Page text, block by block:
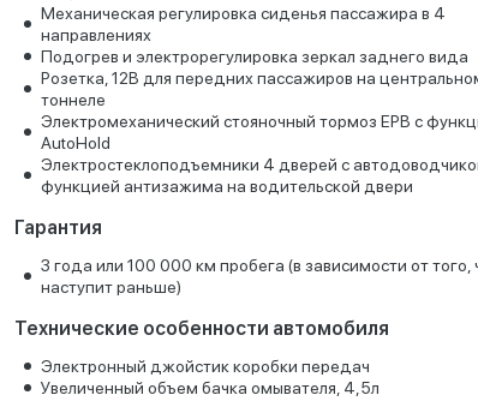
Механическая регулировка сиденья пассажира в 4
направлениях
Подогрев и электрорегулировка зеркал заднего вида
Розетка, 12В для передних пассажиров на
тоннеле
Электромеханический стояночный тормоз EPB с
AutoHold
Электростеклоподъемники 4 дверей с
функцией антизажима на водительской двери
Гарантия
3 года или 100 000 км пробега (в зависимости от того,
наступит раньше)
Технические особенности автомобиля
Электронный джойстик коробки передач
Увеличенный объем бачка омывателя, 4,5л